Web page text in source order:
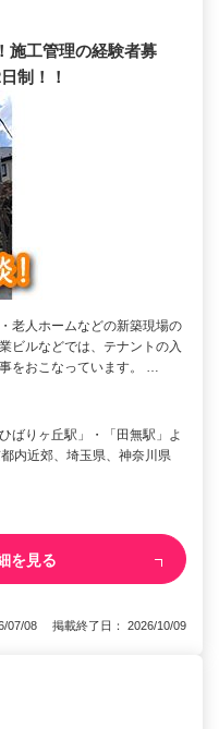
施工管理の経験者募
制！！
老人ホームなどの新築現場の
ビルなどでは、テナントの入
をおこなっています。 …
ばりヶ丘駅」・「田無駅」よ
内近郊、埼玉県、神奈川県
を見る
07/08 掲載終了日： 2026/10/09